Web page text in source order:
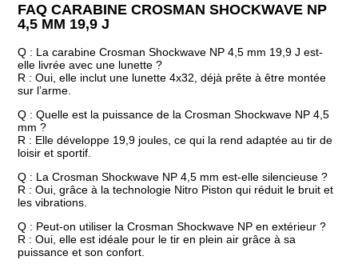
FAQ CARABINE CROSMAN SHOCKWAVE NP
4,5 MM 19,9 J
Q : La carabine Crosman Shockwave NP 4,5 mm 19,9 J est-
elle livrée avec une lunette ?
R : Oui, elle inclut une lunette 4x32, déjà prête à être montée
sur l’arme.
Q : Quelle est la puissance de la Crosman Shockwave NP 4,5
mm ?
R : Elle développe 19,9 joules, ce qui la rend adaptée au tir de
loisir et sportif.
Q : La Crosman Shockwave NP 4,5 mm est-elle silencieuse ?
R : Oui, grâce à la technologie Nitro Piston qui réduit le bruit et
les vibrations.
Q : Peut-on utiliser la Crosman Shockwave NP en extérieur ?
R : Oui, elle est idéale pour le tir en plein air grâce à sa
puissance et son confort.